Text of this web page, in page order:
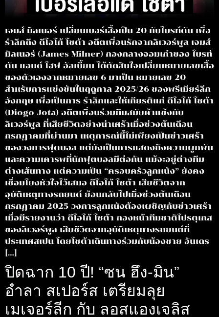
เจมส์ มิลเนอร์ เปลี่ยนเบอร์เสื้อเป็น 20 กับไบรท์ตัน เพื่อ
รำลึกถึง ดีโอโก้ โชต้า อดีตเพื่อนรักจากลิเวอร์พูล เจมส์
มิลเนอร์ (James Milner) กองกลางจอมเก๋าของ ไบรท์
ตัน แอนด์ โฮฟ อัลเบี้ยน ได้ตัดสินใจเปลี่ยนหมายเลขเสื้อ
ของตัวเองจากหมายเลข 6 มาเป็น หมายเลข 20
สำหรับการแข่งขันในฤดูกาล 2025/26 ของพรีเมียร์ลีก
อังกฤษ เพื่อเป็นการ รำลึกและให้เกียรติแก่ ดีโอโก้ โชต้า
(Diogo Jota) อดีตเพื่อนร่วมทีมสมัยค้าแข้งกับ
ลิเวอร์พูล ที่เสียชีวิตอย่างน่าเศร้าเมื่อช่วงต้นเดือน
กรกฎาคมที่ผ่านมา เหตุการณ์นี้ไม่เพียงเป็นข่าวเศร้า
ของวงการฟุตบอล แต่ยังเป็นการแสดงถึงความผูกพัน
และความเคารพที่นักฟุตบอลมีต่อกัน แม้จะอยู่ต่างทีม
ต่างเส้นทาง แต่ความเป็น “ครอบครัวลูกหนัง” ยังคง
เชื่อมโยงหัวใจไว้เสมอ ดีโอโก้ โชต้า เสียชีวิตจาก
อุบัติเหตุทางรถยนต์ ย้อนกลับไปเมื่อช่วงต้นเดือน
กรกฎาคม 2025 วงการลูกหนังต้องเผชิญกับข่าวเศร้า
เมื่อมีรายงานว่า ดีโอโก้ โชต้า กองหน้าทีมชาติโปรตุเกส
ของลิเวอร์พูล เสียชีวิตจากอุบัติเหตุทางรถยนต์ที่
ประเทศสเปน โดยโชต้าเดินทางร่วมกับน้องชาย อันเดร
[…]
ปิดฉาก 10 ปี! “ซน ฮึง-มิน”
อำลา สเปอร์ส เตรียมลุย
เมเจอร์ลีก กับ ลอสแองเจลิส